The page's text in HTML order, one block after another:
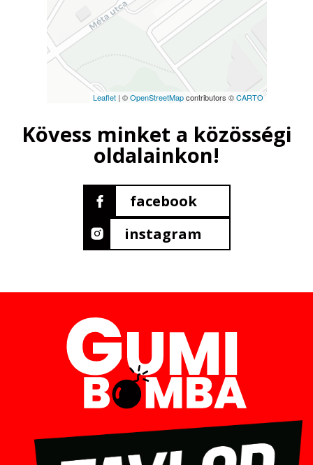
Leaflet| ©OpenStreetMapcontributors ©CARTO
Kövess minket a közösségi
oldalainkon!
facebook
instagram